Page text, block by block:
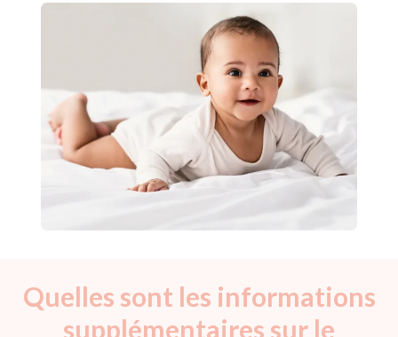
Quelles sont les informations
supplémentaires sur le